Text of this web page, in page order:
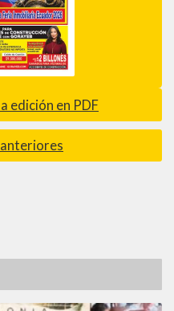
edición en PDF